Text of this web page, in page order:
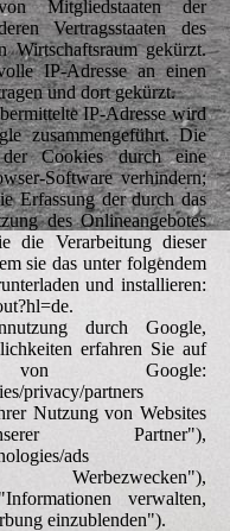
Mitgliedstaaten der
Vertragsstaaten des
Wirtschaftsraum gekürzt.
IP-Adresse an einen
und dort gekürzt.
IP-Adresse wird
zusammengeführt. Die
Cookies durch eine
Software verhindern;
Erfassung der durch das
des Onlineangebotes
die Verarbeitung dieser
sie das unter folgendem
und installieren:
durch Google,
erfahren Sie auf
Google:
privacy/partners
Nutzung von Websites
Partner"),
ads
verwalten,
einzublenden").